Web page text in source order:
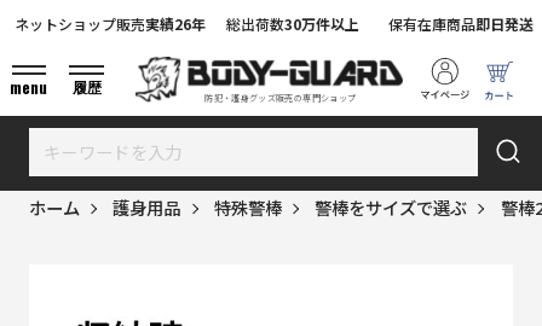
防犯・護身グッズ販売の専門ショップ
ネットショップ販売実績26年 総出荷数30万件以上 保有在庫商品即日発送
menu 履歴
ホーム 護身用品 特殊警棒 警棒をサイズで選ぶ 警棒